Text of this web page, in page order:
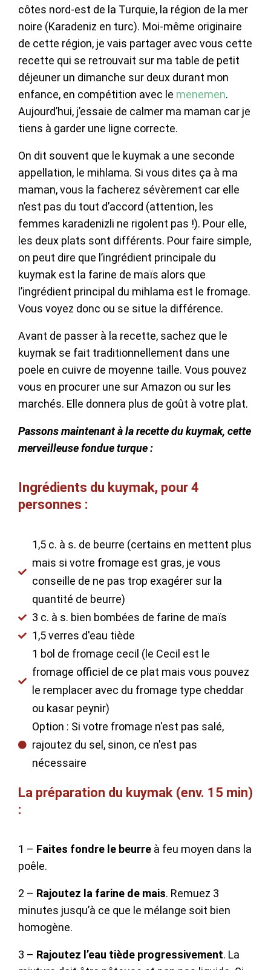
côtes nord-est de la Turquie, la région de la mer
noire (Karadeniz en turc). Moi-même originaire
de cette région, je vais partager avec vous cette
recette qui se retrouvait sur ma table de petit
déjeuner un dimanche sur deux durant mon
enfance, en compétition avec le menemen.
Aujourd’hui, j’essaie de calmer ma maman car je
tiens à garder une ligne correcte.
On dit souvent que le kuymak a une seconde
appellation, le mihlama. Si vous dites ça à ma
maman, vous la facherez sévèrement car elle
n’est pas du tout d’accord (attention, les
femmes karadenizli ne rigolent pas !). Pour elle,
les deux plats sont différents. Pour faire simple,
on peut dire que l’ingrédient principale du
kuymak est la farine de maïs alors que
l’ingrédient principal du mihlama est le fromage.
Vous voyez donc ou se situe la différence.
Avant de passer à la recette, sachez que le
kuymak se fait traditionnellement dans une
poele en cuivre de moyenne taille. Vous pouvez
vous en procurer une sur Amazon ou sur les
marchés. Elle donnera plus de goût à votre plat.
Passons maintenant à la recette du kuymak, cette
merveilleuse fondue turque :
Ingrédients du kuymak, pour 4
personnes :
1,5 c. à s. de beurre (certains en mettent plus
mais si votre fromage est gras, je vous
conseille de ne pas trop exagérer sur la
quantité de beurre)
3 c. à s. bien bombées de farine de maïs
1,5 verres d'eau tiède
1 bol de fromage cecil (le Cecil est le
fromage officiel de ce plat mais vous pouvez
le remplacer avec du fromage type cheddar
ou kasar peynir)
Option : Si votre fromage n'est pas salé,
rajoutez du sel, sinon, ce n'est pas
nécessaire
La préparation du kuymak (env. 15 min)
:
1 – Faites fondre le beurre à feu moyen dans la
poêle.
2 – Rajoutez la farine de mais. Remuez 3
minutes jusqu’à ce que le mélange soit bien
homogène.
3 – Rajoutez l’eau tiède progressivement. La